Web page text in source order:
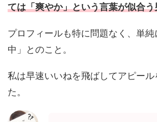
ては「爽やか」という言葉が似合
プロフィールも特に問題なく、単
中」とのこと。
私は早速いいねを飛ばしてアピール
た。